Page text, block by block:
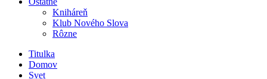
Kniháreň
Klub Nového Slova
Rôzne
Titulka
Domov
Svet